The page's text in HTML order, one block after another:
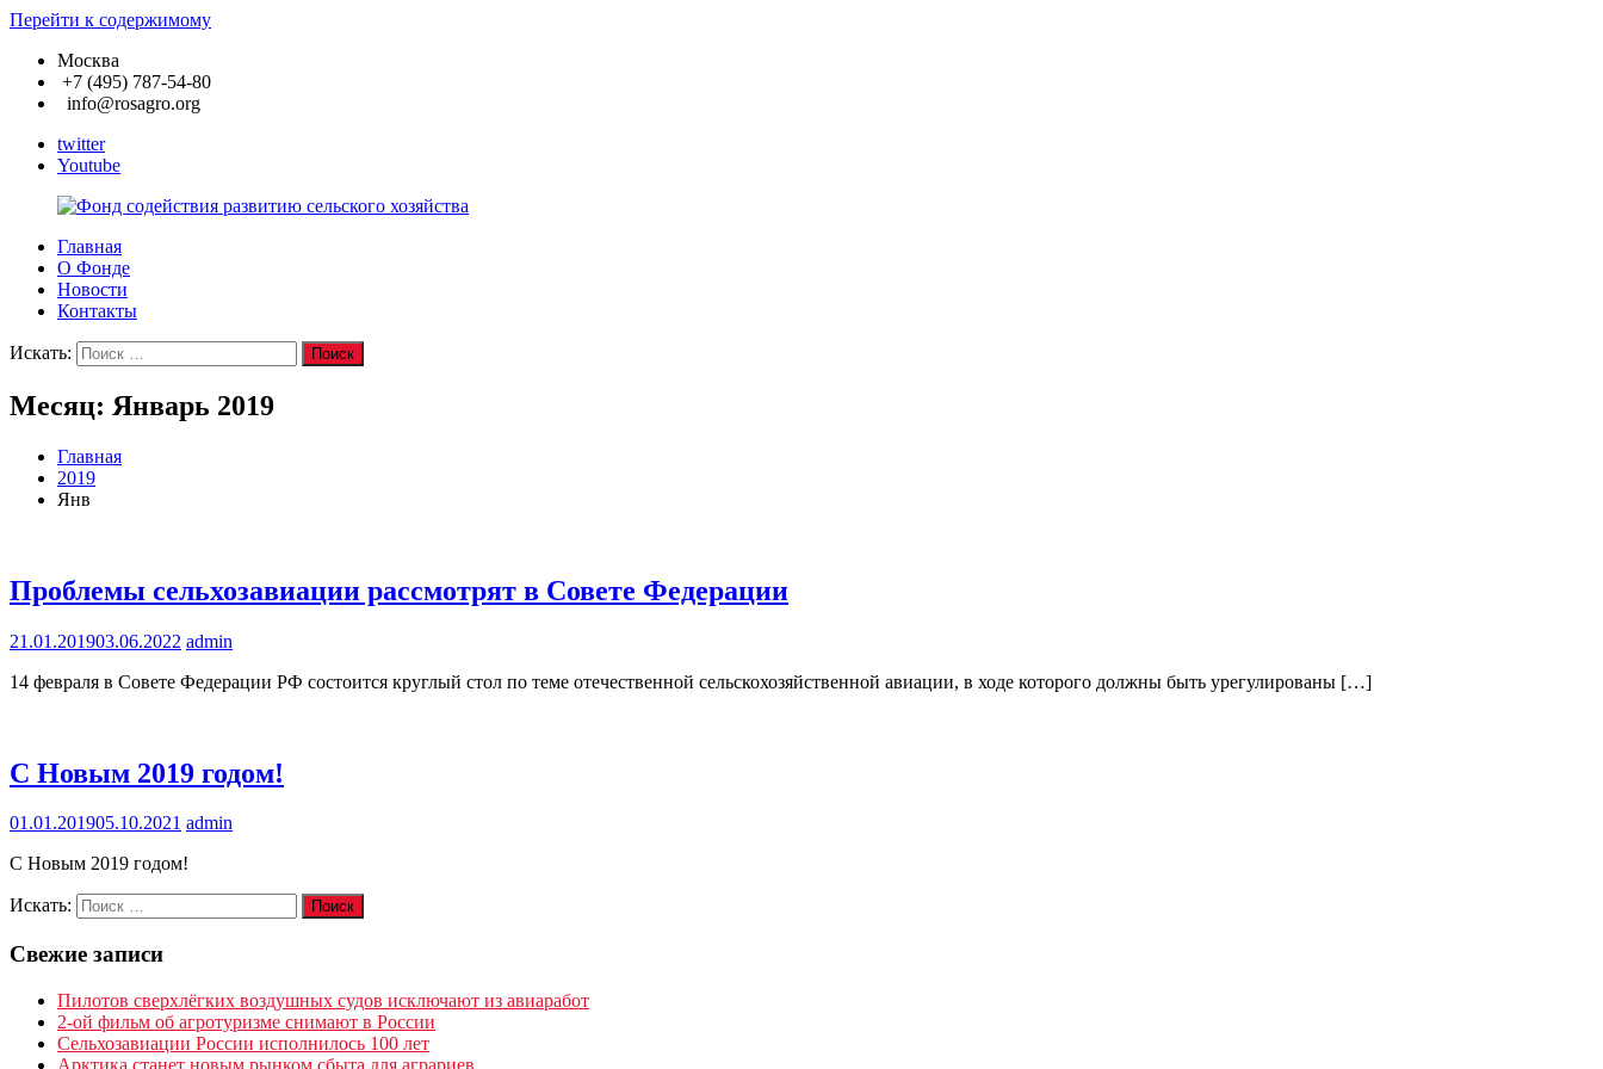
Перейти к содержимому
Москва
+7 (495) 787-54-80
info@rosagro.org
twitter
Youtube
Фонд
содействия
развитию
хозяйства
Главная
О Фонде
Новости
Контакты
Искать: Поиск
Месяц: Январь 2019
Главная
2019
Янв
Проблемы сельхозавиации рассмотрят в Совете Федерации
21.01.201903.06.2022 admin
14 февраля в Совете Федерации РФ состоится круглый стол по теме отечественной сельскохозяйственной авиации, в ходе которого должны быть урегулированы […]
C Новым 2019 годом!
01.01.201905.10.2021 admin
C Новым 2019 годом!
Искать: Поиск
Свежие записи
Пилотов сверхлёгких воздушных судов исключают из авиаработ
2-ой фильм об агротуризме снимают в России
Сельхозавиации России исполнилось 100 лет
Арктика станет новым рынком сбыта для аграриев